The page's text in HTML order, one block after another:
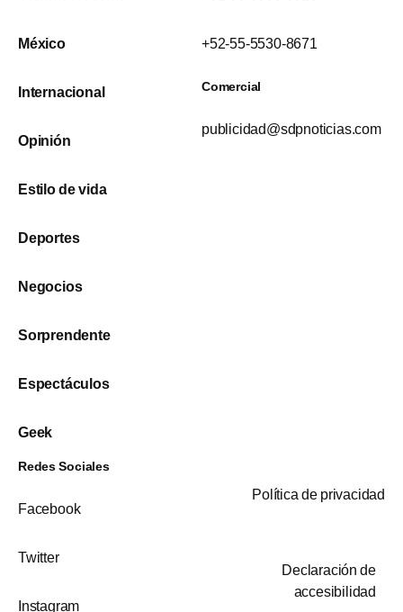
México
Internacional
Opinión
Estilo de vida
Deportes
Negocios
Sorprendente
Espectáculos
Geek
+52-55-5530-8671
Comercial
publicidad@sdpnoticias.com
Redes Sociales
Facebook
Twitter
Instagram
Política de privacidad
Declaración de
accesibilidad